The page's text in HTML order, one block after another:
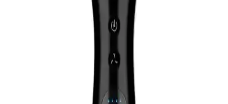
Pratik Kullanımlı Tek Demet Diş Fırçası ile Günlük
Ağız Bakımında Yenilikler
fırçası ürünleri, hijyen ve pratiklik sunar, seyahat ve günlük kullanım
için idealdir, hassas bölgelerde güvenle kullanılabilir.
Colgate Triple Action Extra White Diş Macunu ile
Güçlü ve Parlak Gülüşler İçin En İyi Seçenek